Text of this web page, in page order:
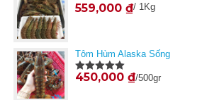
559,000 ₫/ 1Kg
Tôm Hùm Alaska Sống
Được xếp
450,000 ₫/500gr